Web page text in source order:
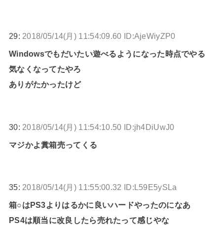
29: 2018/05/14(月) 11:54:09.60 ID:AjeWiyZP0
Windowsでもだいたい遊べるようになった時点でやる
気なくなってたやろ
ありがたかったけど
30: 2018/05/14(月) 11:54:10.50 ID:jh4DiUwJ0
マジかよ糞箱売ってくる
35: 2018/05/14(月) 11:55:00.32 ID:L59E5ySLa
箱○はPS3よりはるかに良いハードやったのになあ
PS4は順当に改良したら売れたって感じやな